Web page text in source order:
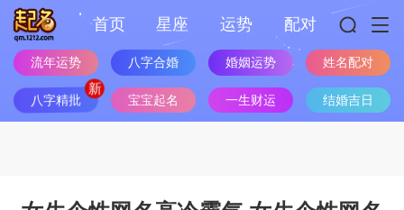
首页 星座 运势 配对
流年运势 八字合婚 婚姻运势 姓名配对
八字精批 宝宝起名 一生财运 结婚吉日